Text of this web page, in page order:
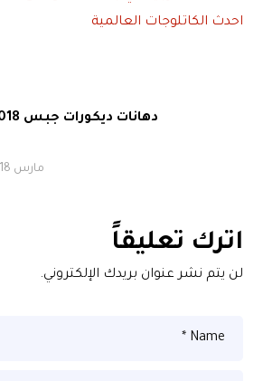
مارس 18, 2019
اترك تعليقاً
لن يتم نشر عنوان بريدك الإلكتروني.